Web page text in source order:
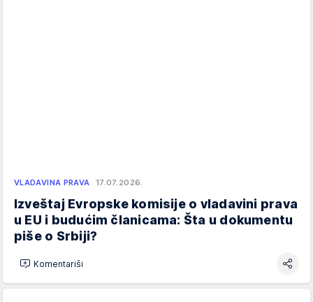
VLADAVINA PRAVA 17.07.2026.
Izveštaj Evropske komisije o vladavini prava
u EU i budućim članicama: Šta u dokumentu
piše o Srbiji?
Komentariši